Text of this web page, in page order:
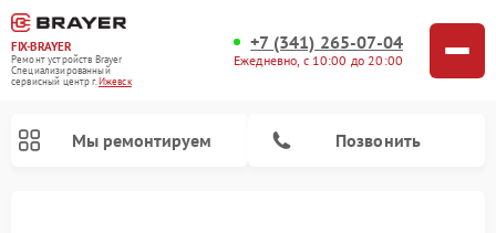
FIX-BRAYER
Ремонт устройств Brayer
Специализированный
cервисный центр г.Ижевск
+7 (341) 265-07-04
Ежедневно, с 10:00 до 20:00
Мы ремонтируем Позвонить